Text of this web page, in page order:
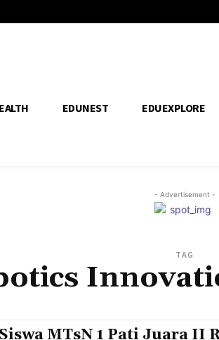
EDUNEST EDUEXPLORE
- Advertisement -
TAG
Siswa MTsN 1 Pati Juara II